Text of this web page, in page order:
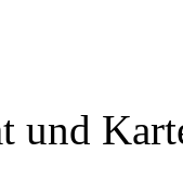
und